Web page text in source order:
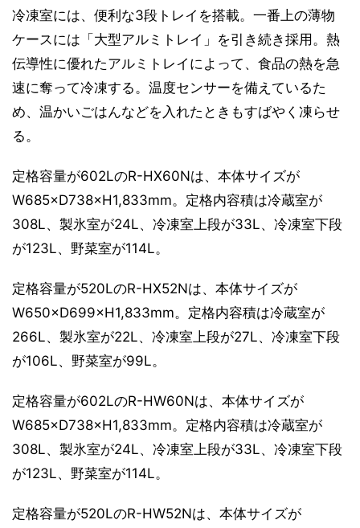
冷凍室には、便利な3段トレイを搭載。一番上の薄物
ケースには「大型アルミトレイ」を引き続き採用。熱
伝導性に優れたアルミトレイによって、食品の熱を急
速に奪って冷凍する。温度センサーを備えているた
め、温かいごはんなどを入れたときもすばやく凍らせ
る。
定格容量が602LのR-HX60Nは、本体サイズが
W685×D738×H1,833mm。定格内容積は冷蔵室が
308L、製氷室が24L、冷凍室上段が33L、冷凍室下段
が123L、野菜室が114L。
定格容量が520LのR-HX52Nは、本体サイズが
W650×D699×H1,833mm。定格内容積は冷蔵室が
266L、製氷室が22L、冷凍室上段が27L、冷凍室下段
が106L、野菜室が99L。
定格容量が602LのR-HW60Nは、本体サイズが
W685×D738×H1,833mm。定格内容積は冷蔵室が
308L、製氷室が24L、冷凍室上段が33L、冷凍室下段
が123L、野菜室が114L。
定格容量が520LのR-HW52Nは、本体サイズが